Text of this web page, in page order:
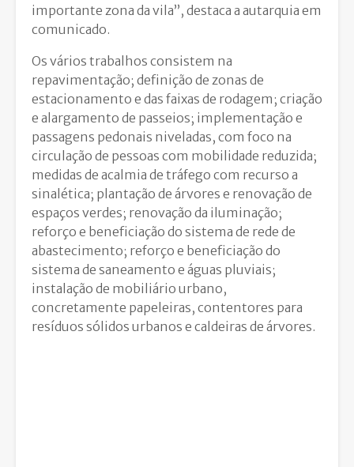
importante zona da vila”, destaca a autarquia em
comunicado.
Os vários trabalhos consistem na
repavimentação; definição de zonas de
estacionamento e das faixas de rodagem; criação
e alargamento de passeios; implementação e
passagens pedonais niveladas, com foco na
circulação de pessoas com mobilidade reduzida;
medidas de acalmia de tráfego com recurso a
sinalética; plantação de árvores e renovação de
espaços verdes; renovação da iluminação;
reforço e beneficiação do sistema de rede de
abastecimento; reforço e beneficiação do
sistema de saneamento e águas pluviais;
instalação de mobiliário urbano,
concretamente papeleiras, contentores para
resíduos sólidos urbanos e caldeiras de árvores.